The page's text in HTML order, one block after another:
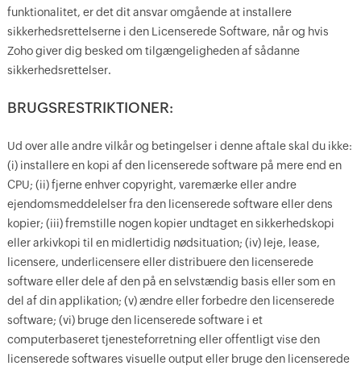
funktionalitet, er det dit ansvar omgående at installere
sikkerhedsrettelserne i den Licenserede Software, når og hvis
Zoho giver dig besked om tilgængeligheden af sådanne
sikkerhedsrettelser.
BRUGSRESTRIKTIONER:
Ud over alle andre vilkår og betingelser i denne aftale skal du ikke:
(i) installere en kopi af den licenserede software på mere end en
CPU; (ii) fjerne enhver copyright, varemærke eller andre
ejendomsmeddelelser fra den licenserede software eller dens
kopier; (iii) fremstille nogen kopier undtaget en sikkerhedskopi
eller arkivkopi til en midlertidig nødsituation; (iv) leje, lease,
licensere, underlicensere eller distribuere den licenserede
software eller dele af den på en selvstændig basis eller som en
del af din applikation; (v) ændre eller forbedre den licenserede
software; (vi) bruge den licenserede software i et
computerbaseret tjenesteforretning eller offentligt vise den
licenserede softwares visuelle output eller bruge den licenserede